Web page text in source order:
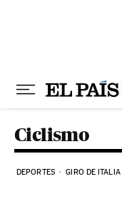
Ciclismo
DEPORTES GIRO DE ITALIA